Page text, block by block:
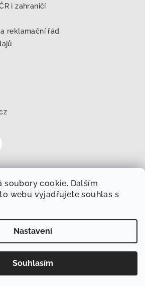
soubory cookie. Dalším
webu vyjadřujete souhlas s
Nastavení
Souhlasím
i zahraničí
reklamační řád
na Instagramu
Vytvořil Shoptet
newsletter pro pejskaře?